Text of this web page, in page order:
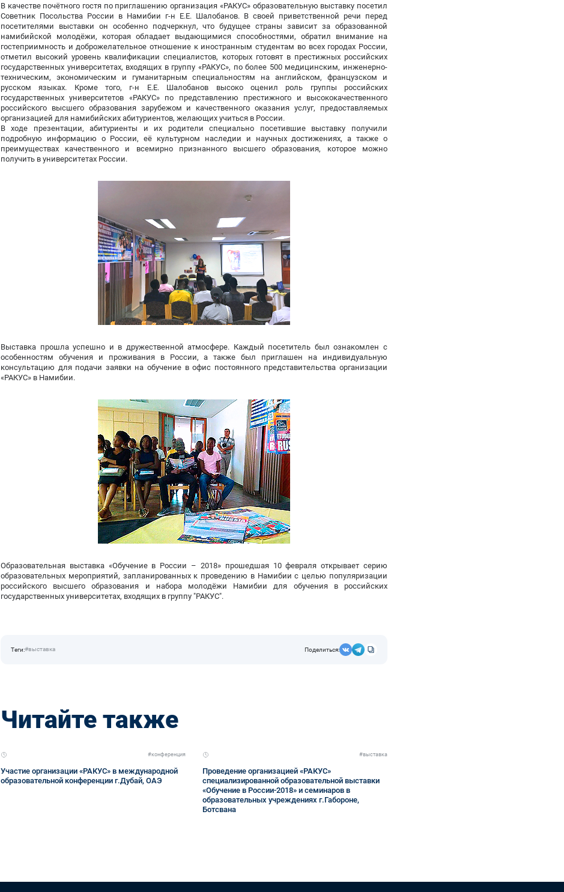
В качестве почётного гостя по приглашению организация «РАКУС» образовательную выставку посетил
Советник Посольства России в Намибии г-н Е.Е. Шалобанов. В своей приветственной речи перед
посетителями выставки он особенно подчеркнул, что будущее страны зависит за образованной
намибийской молодёжи, которая обладает выдающимися способностями, обратил внимание на
гостеприимность и доброжелательное отношение к иностранным студентам во всех городах России,
отметил высокий уровень квалификации специалистов, которых готовят в престижных российских
государственных университетах, входящих в группу «РАКУС», по более 500 медицинским, инженерно-
техническим, экономическим и гуманитарным специальностям на английском, французском и
русском языках. Кроме того, г-н Е.Е. Шалобанов высоко оценил роль группы российских
государственных университетов «РАКУС» по представлению престижного и высококачественного
российского высшего образования зарубежом и качественного оказания услуг, предоставляемых
организацией для намибийских абитуриентов, желающих учиться в России.
В ходе презентации, абитуриенты и их родители специально посетившие выставку получили
подробную информацию о России, её культурном наследии и научных достижениях, а также о
преимуществах качественного и всемирно признанного высшего образования, которое можно
получить в университетах России.
Выставка прошла успешно и в дружественной атмосфере. Каждый посетитель был ознакомлен с
особенностям обучения и проживания в России, а также был приглашен на индивидуальную
консультацию для подачи заявки на обучение в офис постоянного представительства организации
«РАКУС» в Намибии.
Образовательная выставка «Обучение в России – 2018» прошедшая 10 февраля открывает серию
образовательных мероприятий, запланированных к проведению в Намибии с целью популяризации
российского высшего образования и набора молодёжи Намибии для обучения в российских
государственных университетах, входящих в группу "РАКУС".
Теги:#выставка Поделиться:
Читайте также
#конференция
Участие организации «РАКУС» в международной
образовательной конференции г.Дубай, ОАЭ
#выставка
Проведение организацией «РАКУС»
специализированной образовательной выставки
«Обучение в России-2018» и семинаров в
образовательных учреждениях г.Габороне,
Ботсвана